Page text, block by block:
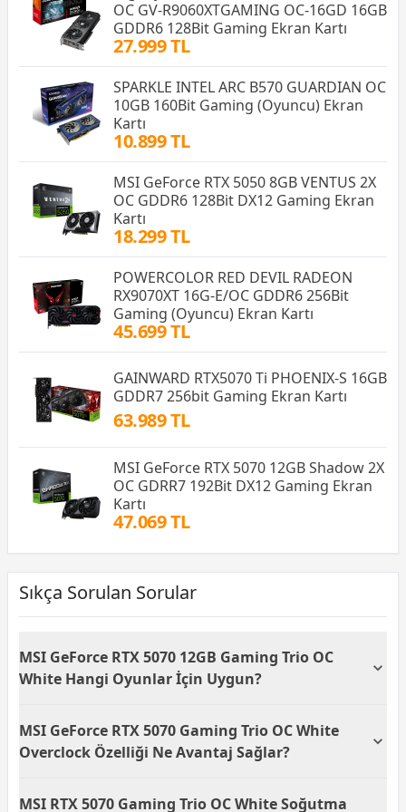
OC GV-R9060XTGAMING OC-16GD 16GB
GDDR6 128Bit Gaming Ekran Kartı
27.999 TL
SPARKLE INTEL ARC B570 GUARDIAN OC
10GB 160Bit Gaming (Oyuncu) Ekran
Kartı
10.899 TL
MSI GeForce RTX 5050 8GB VENTUS 2X
OC GDDR6 128Bit DX12 Gaming Ekran
Kartı
18.299 TL
POWERCOLOR RED DEVIL RADEON
RX9070XT 16G-E/OC GDDR6 256Bit
Gaming (Oyuncu) Ekran Kartı
45.699 TL
GAINWARD RTX5070 Ti PHOENIX-S 16GB
GDDR7 256bit Gaming Ekran Kartı
63.989 TL
MSI GeForce RTX 5070 12GB Shadow 2X
OC GDRR7 192Bit DX12 Gaming Ekran
Kartı
47.069 TL
Sıkça Sorulan Sorular
MSI GeForce RTX 5070 12GB Gaming Trio OC
White Hangi Oyunlar İçin Uygun?
güncel AAA oyunları 1080p ve 1440p çözünürlükte
yüksek kare hızlarıyla çalıştırabilecek güce sahiptir.
NVIDIA GeForce RTX 5070 grafik işlemcisi ve 12 GB
oyunlarda akıcı deneyim sunar. Cyberpunk 2077,
MSI GeForce RTX 5070 Gaming Trio OC White
Overclock Özelliği Ne Avantaj Sağlar?
işlemcinin fabrika ayarlarının üzerinde çalışmasına
MSI RTX 5070 Gaming Trio OC White Soğutma